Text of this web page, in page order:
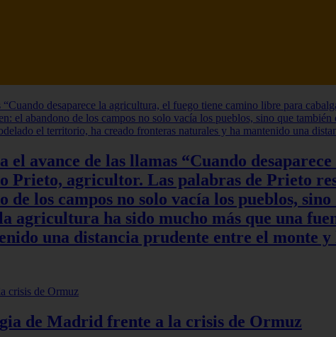
avance de las llamas “Cuando
Prieto, agricultor. Las palabras de Prieto
los campos no solo vacía los pueblos,
agricultura ha sido mucho más que una
una distancia prudente entre el monte y
de Madrid frente a la crisis de Ormuz